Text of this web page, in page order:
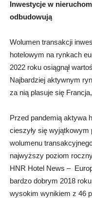
Inwestycje w
odbudowują
Wolumen transakcji
hotelowym na rynkach
2022 roku osiągnął
Najbardziej aktywnym
za nią plasuje się
Przed pandemią aktywa
cieszyły się
wolumenu
najwyższy poziom
HNR Hotel News –
bardzo dobrym 2018
wysokim wynikiem z 46